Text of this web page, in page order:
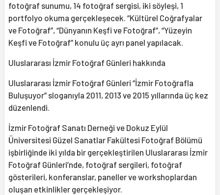
fotoğraf sunumu, 14 fotoğraf sergisi, iki söyleşi, 1
portfolyo okuma gerçekleşecek. “Kültürel Coğrafyalar
ve Fotoğraf”, “Dünyanın Keşfi ve Fotoğraf”, “Yüzeyin
Keşfi ve Fotoğraf” konulu üç ayrı panel yapılacak.
Uluslararası İzmir Fotoğraf Günleri hakkında
Uluslararası İzmir Fotoğraf Günleri “İzmir Fotoğrafla
Buluşuyor” sloganıyla 2011, 2013 ve 2015 yıllarında üç kez
düzenlendi.
İzmir Fotoğraf Sanatı Derneği ve Dokuz Eylül
Üniversitesi Güzel Sanatlar Fakültesi Fotoğraf Bölümü
işbirliğinde iki yılda bir gerçekleştirilen Uluslararası İzmir
Fotoğraf Günleri’nde, fotoğraf sergileri, fotoğraf
gösterileri, konferanslar, paneller ve workshoplardan
oluşan etkinlikler gerçekleşiyor.